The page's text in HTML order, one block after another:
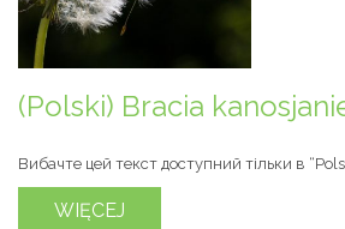
(Polski) Bracia
Вибачте цей текст доступний тільки в
WIĘCEJ